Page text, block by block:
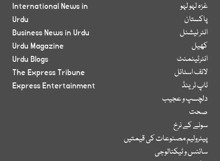
غزہ لہو لہو
پاکستان
انٹر نیشنل
کھیل
انٹرٹینمنٹ
لائف اسٹائل
ٹاپ ٹرینڈ
دلچسپ و عجیب
صحت
سونے کے نرخ
پیٹرولیم مصنوعات کی قیمتیں
سائنس و ٹیکنالوجی
International News in
Urdu
Business News in Urdu
Urdu Magazine
Urdu Blogs
The Express Tribune
Express Entertainment